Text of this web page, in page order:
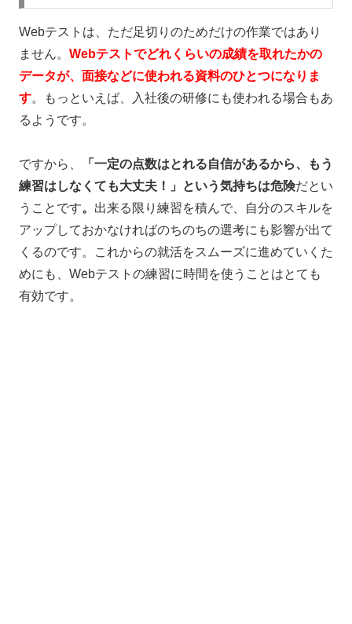
Webテストは、ただ足切りのためだけの作業ではあり
ません。 Webテストでどれくらいの成績を取れたかの
データが、面接などに使われる資料のひとつになりま
す。もっといえば、入社後の研修にも使われる場合もあ
るようです。
ですから、
「一定の点数はとれる自信があるから、もう
練習はしなくても大丈夫！」という気持ちは危険だとい
うことです。 出来る限り練習を積んで、自分のスキルを
アップしておかなければのちのちの選考にも影響が出て
くるのです。これからの就活をスムーズに進めていくた
めにも、 Webテストの練習に時間を使うことはとても
有効です。